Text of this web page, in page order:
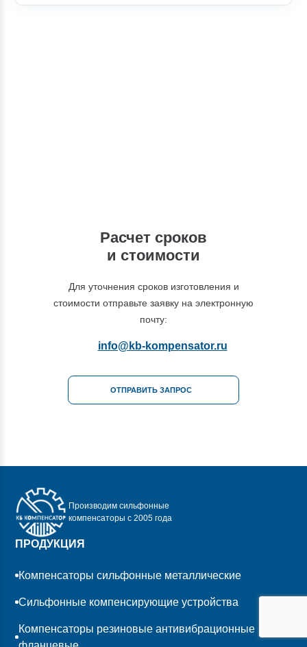
Расчет сроков
и стоимости
Для уточнения сроков изготовления и
стоимости отправьте заявку на электронную
почту:
info@kb-kompensator.ru
ОТПРАВИТЬ ЗАПРОС
Производим сильфонные
компенсаторы с 2005 года
ПРОДУКЦИЯ
Компенсаторы сильфонные металлические
Сильфонные компенсирующие устройства
Компенсаторы резиновые антивибрационные